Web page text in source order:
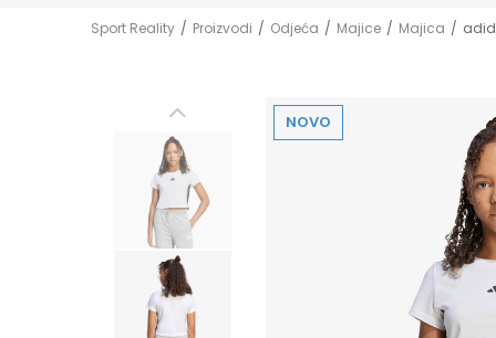
Sport Reality Proizvodi Odjeća Majice Majica
NOVO